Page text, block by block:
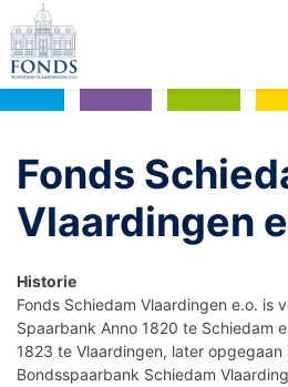
Voorwoord
Fonds Schiedam
Resultaten
Financiën
Fonds
Vlaardingen
Historie
Fonds Schiedam Vlaardingen e.o. is
Spaarbank Anno 1820 te Schiedam
1823 te Vlaardingen, later opgegaan
Bondsspaarbank Schiedam